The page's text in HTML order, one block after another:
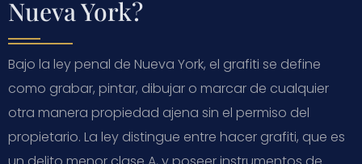
Nueva York?
Bajo la ley penal de Nueva York, el grafiti se define
como grabar, pintar, dibujar o marcar de cualquier
otra manera propiedad ajena sin el permiso del
propietario. La ley distingue entre hacer grafiti, que es